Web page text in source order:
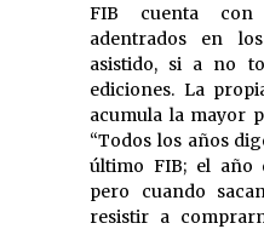
FIB cuenta con
adentrados en
asistido, si a no
ediciones. La
acumula la mayor
“Todos los años
último FIB; el año
pero cuando
resistir a